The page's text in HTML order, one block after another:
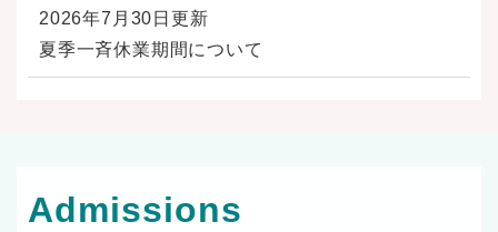
2026年7月30日更新
夏季一斉休業期間について
Admissions